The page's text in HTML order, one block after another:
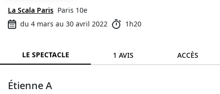
La Scala Paris Paris 10e
du 4 mars au 30 avril 2022
1h20
LE SPECTACLE 1 AVIS ACCÈS
Étienne A